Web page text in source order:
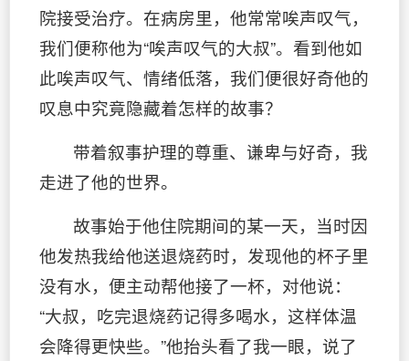
院接受治疗。在病房里，他常常唉声叹气，
我们便称他为“唉声叹气的大叔”。看到他如
此唉声叹气、情绪低落，我们便很好奇他的
叹息中究竟隐藏着怎样的故事？
带着叙事护理的尊重、谦卑与好奇，我
走进了他的世界。
故事始于他住院期间的某一天，当时因
他发热我给他送退烧药时，发现他的杯子里
没有水，便主动帮他接了一杯，对他说：
“大叔，吃完退烧药记得多喝水，这样体温
会降得更快些。”他抬头看了我一眼，说了